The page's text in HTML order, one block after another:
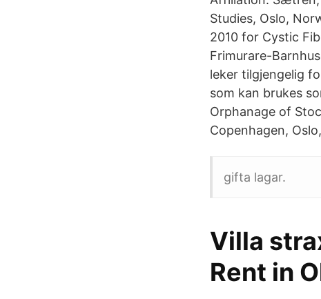
Studies, Oslo,
2010 for Cystic
Frimurare-
leker tilgjengelig
som kan brukes
Orphanage of
Copenhagen,
gifta lagar.
Villa
Rent in